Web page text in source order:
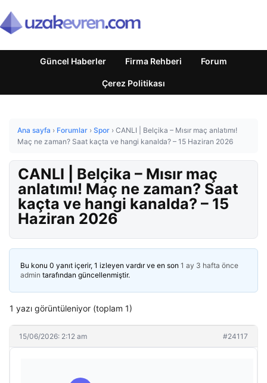
Güncel Haberler Firma Rehberi Forum
Çerez Politikası
Ana sayfa › Forumlar › Spor › CANLI | Belçika – Mısır maç anlatımı!
Maç ne zaman? Saat kaçta ve hangi kanalda? – 15 Haziran 2026
CANLI | Belçika – Mısır maç
anlatımı! Maç ne zaman? Saat
kaçta ve hangi kanalda? – 15
Haziran 2026
Bu konu 0 yanıt içerir, 1 izleyen vardır ve en son 1 ay 3 hafta önce
admin tarafından güncellenmiştir.
1 yazı görüntüleniyor (toplam 1)
15/06/2026: 2:12 am #24117